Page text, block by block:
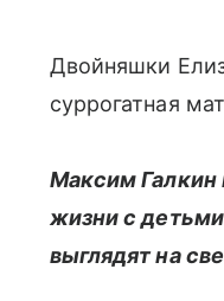
Двойняшки
суррогатная
Максим Галкин
жизни с детьми
выглядят на